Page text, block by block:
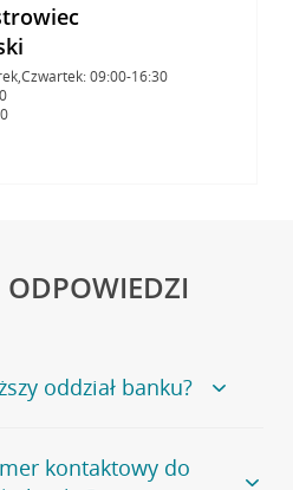
09:00-16:30
ODPOWIEDZI
oddział banku?
banku, zapraszamy na
, na której znajduje się
kontaktowy do